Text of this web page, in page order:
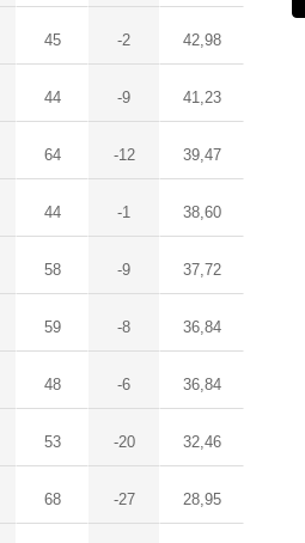
45 -2 42,98
44 -9 41,23
64 -12 39,47
44 -1 38,60
58 -9 37,72
59 -8 36,84
48 -6 36,84
53 -20 32,46
68 -27 28,95